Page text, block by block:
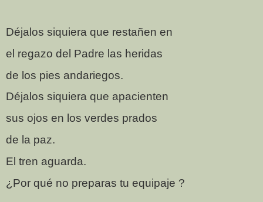
Déjalos siquiera que restañen en
el regazo del Padre las heridas
de los pies andariegos.
Déjalos siquiera que apacienten
sus ojos en los verdes prados
de la paz.
El tren aguarda.
¿Por qué no preparas tu equipaje ?